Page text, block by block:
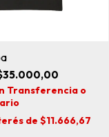
Transferencia o
de$11.666,67